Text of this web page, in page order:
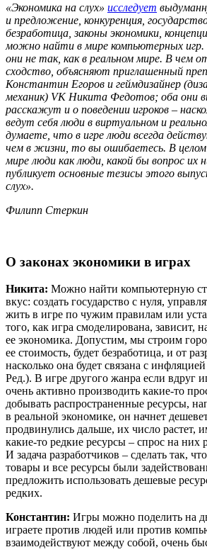
«Экономика на слух» исследует
и предложение, конкуренция,
безработица, законы экономики,
можно найти в мире компьютерных
они не так, как в реальном мире. В чем
сходство, объясняют приглашенный
Константин Егоров и геймдизайнер
механик) VK Никита Федотов; оба они
расскажут и о поведении игроков –
ведут себя люди в виртуальном и
думаете, что в игре люди всегда
чем в жизни, то вы ошибаетесь. В
мире люди как люди, какой бы вопрос их
публикует основные тезисы этого
слух».
Филипп Стеркин
О законах экономики в играх
Никита: Можно найти компьютерную
вкус: создать государство с нуля,
жить в игре по чужим правилам или
того, как игра смоделирована, зависит,
ее экономика. Допустим, мы строим
ее стоимость, будет безработица, и от
насколько она будет связана с
Ред.). В игре другого жанра если вдруг
очень активно производить какие-то
добывать распространенные ресурсы,
в реальной экономике, он начнет
продвинулись дальше, их число растет,
какие-то редкие ресурсы – спрос на них
И задача разработчиков – сделать так,
товары и все ресурсы были
предложить использовать дешевые
редких.
Константин: Игры можно поделить на
играете против людей или против
взаимодействуют между собой, очень